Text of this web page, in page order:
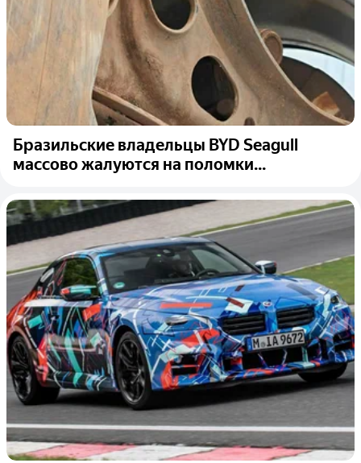
Бразильские владельцы BYD Seagull
массово жалуются на поломки...